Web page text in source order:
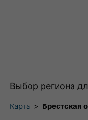
Выбор региона
Карта > Брестская